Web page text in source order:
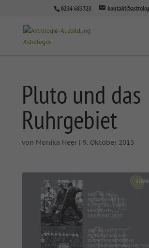
0234 683723
Pluto und das
Ruhrgebiet
von Monika Heer| 9. Oktober 2013